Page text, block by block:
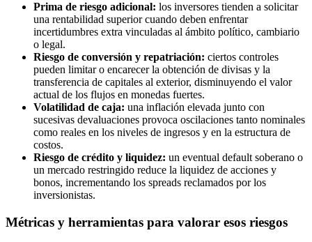
Prima de riesgo adicional: los inversores tienden a solicitar
una rentabilidad superior cuando deben enfrentar
incertidumbres extra vinculadas al ámbito político, cambiario
o legal.
Riesgo de conversión y repatriación: ciertos controles
pueden limitar o encarecer la obtención de divisas y la
transferencia de capitales al exterior, disminuyendo el valor
actual de los flujos en monedas fuertes.
Volatilidad de caja: una inflación elevada junto con
sucesivas devaluaciones provoca oscilaciones tanto nominales
como reales en los niveles de ingresos y en la estructura de
costos.
Riesgo de crédito y liquidez: un eventual default soberano o
un mercado restringido reduce la liquidez de acciones y
bonos, incrementando los spreads reclamados por los
inversionistas.
Métricas y herramientas para valorar esos riesgos